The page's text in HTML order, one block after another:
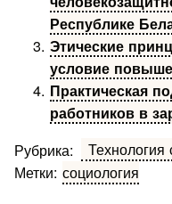
Республике
Этические
условие
Практическая
работников в
Рубрика:
Метки:социология